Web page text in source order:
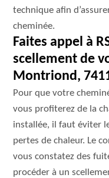
technique afin
cheminée.
Faites appel à
scellement de
Montriond,
Pour que votre
vous profiterez de la
installée, il faut éviter
pertes de chaleur. Le
vous constatez des
procéder à un